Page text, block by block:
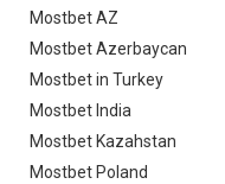
Mostbet AZ
Mostbet Azerbaycan
Mostbet in Turkey
Mostbet India
Mostbet Kazahstan
Mostbet Poland